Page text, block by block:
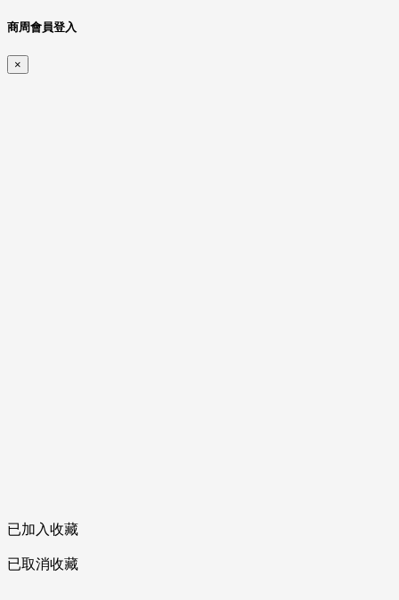
商周會員登入
×
已加入收藏
已取消收藏